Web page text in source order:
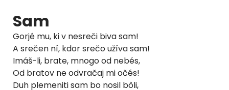
Sam
Gorjé mu, ki v nesreči biva sam!
A srečen ní, kdor srečo užíva sam!
Imáš-li, brate, mnogo od nebés,
Od bratov ne odvračaj mi očés!
Duh plemeniti sam bo nosil bôli,